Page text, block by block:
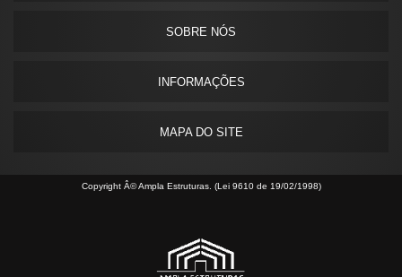
SOBRE NÓS
INFORMAÇÕES
MAPA DO SITE
Copyright Â© Ampla Estruturas. (Lei 9610 de 19/02/1998)